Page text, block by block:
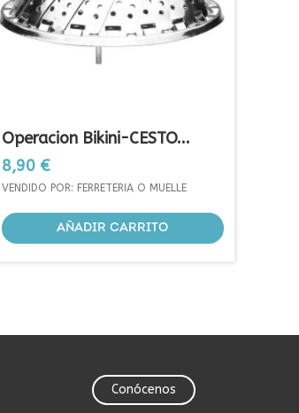
Operacion Bikini-CESTO...
Precio
8,90 €
VENDIDO POR: FERRETERIA O MUELLE
AÑADIR CARRITO
Conócenos